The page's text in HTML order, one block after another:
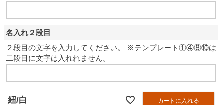
名入れ２段目
２段目の文字を入力してください。 ※テンプレート①④⑧⑩は
二段目に文字は入れれません。
紐/白 カートに入れる